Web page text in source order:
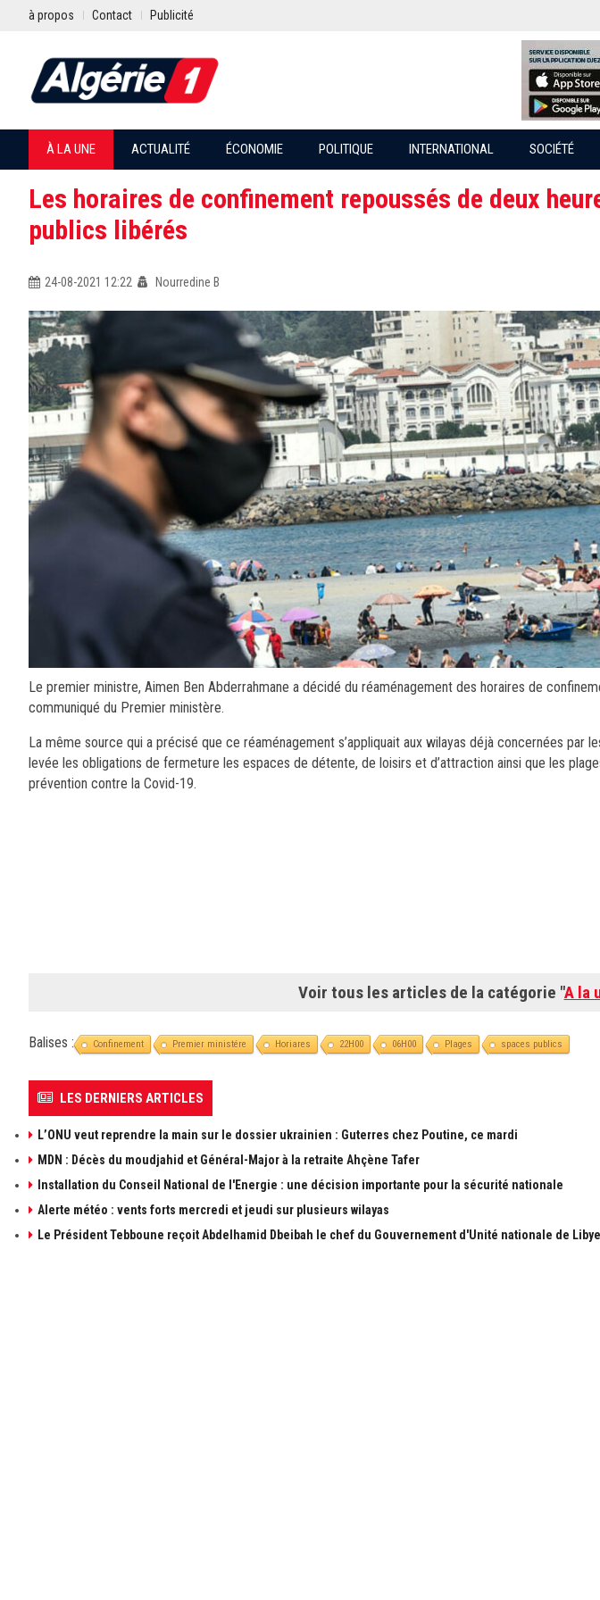
à propos Contact Publicité
À LA UNE ACTUALITÉ ÉCONOMIE POLITIQUE INTERNATIONAL SOCIÉTÉ
Les horaires de confinement repoussés de deux
publics libérés
24-08-2021 12:22 Nourredine B
Le premier ministre, Aimen Ben Abderrahmane a décidé du réaménagement des horaires de
communiqué du Premier ministère.
La même source qui a précisé que ce réaménagement s’appliquait aux wilayas déjà concernées par
levée les obligations de fermeture les espaces de détente, de loisirs et d’attraction ainsi que les
prévention contre la Covid-19.
Voir tous les articles de la catégorie "A la
Balises : Confinement Premier ministére Horiares 22H00 06H00 Plages spaces publics
LES DERNIERS ARTICLES
L’ONU veut reprendre la main sur le dossier ukrainien : Guterres chez Poutine, ce mardi
MDN : Décès du moudjahid et Général-Major à la retraite Ahçène Tafer
Installation du Conseil National de l'Energie : une décision importante pour la sécurité nationale
Alerte météo : vents forts mercredi et jeudi sur plusieurs wilayas
Le Président Tebboune reçoit Abdelhamid Dbeibah le chef du Gouvernement d'Unité nationale de Libye